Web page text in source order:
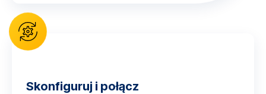
Skonfiguruj i połącz